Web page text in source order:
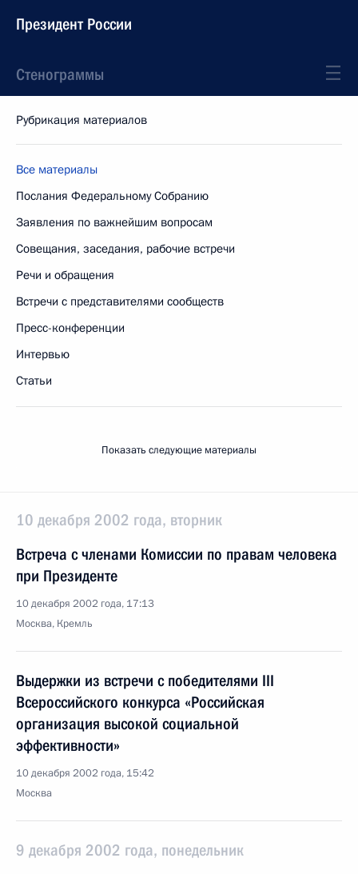
Президент России
Стенограммы
Рубрикация материалов
Все материалы
Послания Федеральному Собранию
Заявления по важнейшим вопросам
Совещания, заседания, рабочие встречи
Речи и обращения
Встречи с представителями сообществ
Пресс-конференции
Интервью
Статьи
Показать следующие материалы
10 декабря 2002 года, вторник
Встреча с членами Комиссии по правам человека
при Президенте
10 декабря 2002 года, 17:13
Москва, Кремль
Выдержки из встречи с победителями III
Всероссийского конкурса «Российская
организация высокой социальной
эффективности»
10 декабря 2002 года, 15:42
Москва
9 декабря 2002 года, понедельник